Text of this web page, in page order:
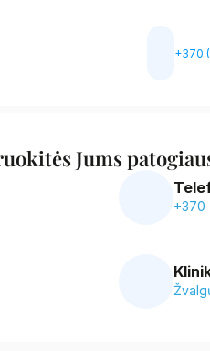
+370
Jums
+370